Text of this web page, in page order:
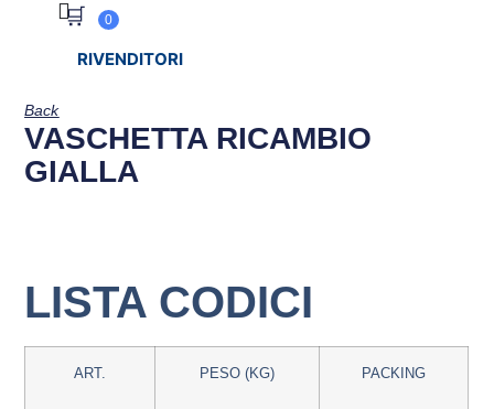
🛒 0
RIVENDITORI
Back
VASCHETTA RICAMBIO
GIALLA
LISTA CODICI
ART. PESO (KG) PACKING